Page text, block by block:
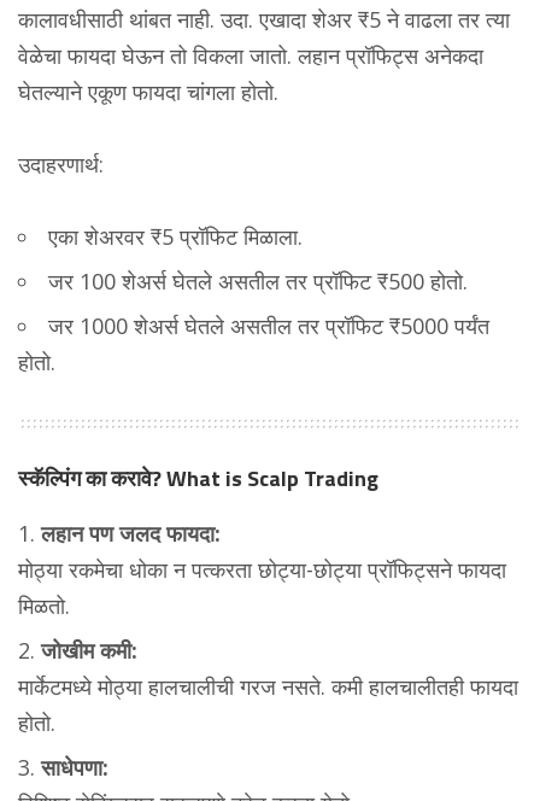
कालावधीसाठी थांबत नाही. उदा. एखादा शेअर ₹5 ने वाढला तर त्या
वेळेचा फायदा घेऊन तो विकला जातो. लहान प्रॉफिट्स अनेकदा
घेतल्याने एकूण फायदा चांगला होतो.
उदाहरणार्थ:
एका शेअरवर ₹5 प्रॉफिट मिळाला.
जर 100 शेअर्स घेतले असतील तर प्रॉफिट ₹500 होतो.
जर 1000 शेअर्स घेतले असतील तर प्रॉफिट ₹5000 पर्यंत
होतो.
स्कॅल्पिंग का करावे?What is Scalp Trading
लहान पण जलद फायदा:
मोठ्या रकमेचा धोका न पत्करता छोट्या-छोट्या प्रॉफिट्सने फायदा
मिळतो.
जोखीम कमी:
मार्केटमध्ये मोठ्या हालचालीची गरज नसते. कमी हालचालीतही फायदा
होतो.
साधेपणा: